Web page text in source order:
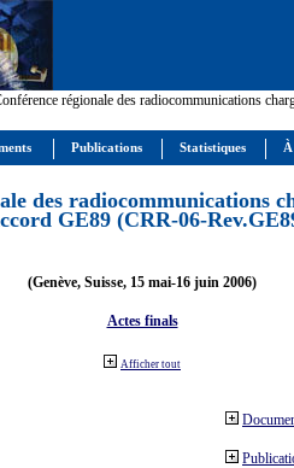
régionale des radiocommunications
des radiocommunications
GE89 (CRR-06-
(Genève, Suisse, 15 mai-16 juin 2006)
Actes finals
Afficher tout
Publications Statistiques